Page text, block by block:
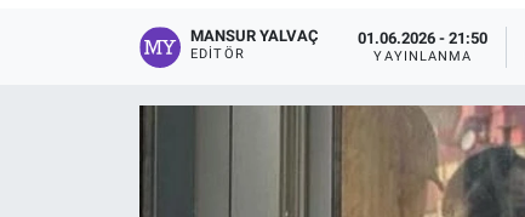
MANSUR YALVAÇ
EDITÖR
01.06.2026 - 21:50
YAYINLANMA